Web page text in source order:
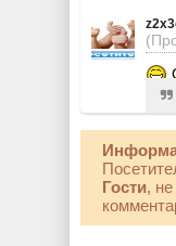
Гости,